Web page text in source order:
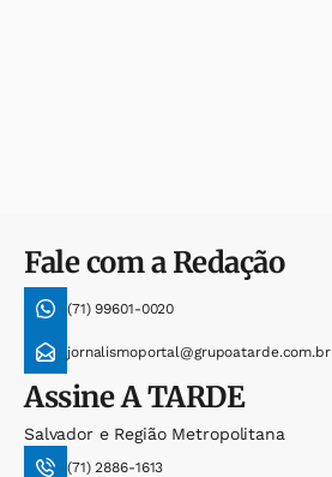
Fale com a Redação
(71) 99601-0020
jornalismoportal@grupoatarde.com.br
AssineA TARDE
Salvador e Região Metropolitana
(71) 2886-1613